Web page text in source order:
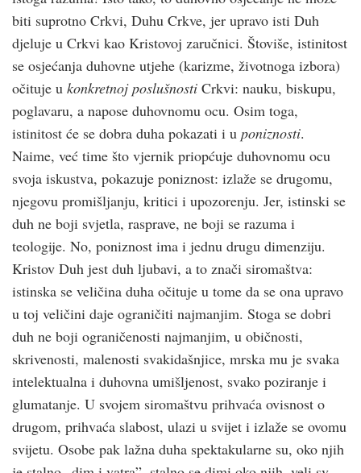
biti suprotno Crkvi, Duhu Crkve, jer upravo isti Duh
djeluje u Crkvi kao Kristovoj zaručnici. Štoviše, istinitost
se osjećanja duhovne utjehe (karizme, životnoga izbora)
očituje u konkretnoj poslušnosti Crkvi: nauku, biskupu,
poglavaru, a napose duhovnomu ocu. Osim toga,
istinitost će se dobra duha pokazati i u poniznosti.
Naime, već time što vjernik priopćuje duhovnomu ocu
svoja iskustva, pokazuje poniznost: izlaže se drugomu,
njegovu promišljanju, kritici i upozorenju. Jer, istinski se
duh ne boji svjetla, rasprave, ne boji se razuma i
teologije. No, poniznost ima i jednu drugu dimenziju.
Kristov Duh jest duh ljubavi, a to znači siromaštva:
istinska se veličina duha očituje u tome da se ona upravo
u toj veličini daje ograničiti najmanjim. Stoga se dobri
duh ne boji ograničenosti najmanjim, u običnosti,
skrivenosti, malenosti svakidašnjice, mrska mu je svaka
intelektualna i duhovna umišljenost, svako poziranje i
glumatanje. U svojem siromaštvu prihvaća ovisnost o
drugom, prihvaća slabost, ulazi u svijet i izlaže se ovomu
svijetu. Osobe pak lažna duha spektakularne su, oko njih